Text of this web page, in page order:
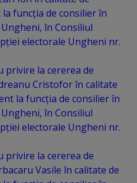
funcția de consilier în
în Consiliul
electorale Ungheni nr.
privire la cererea de
Cristofor în calitate
la funcția de consilier în
în Consiliul
electorale Ungheni nr.
privire la cererea de
Vasile în calitate de